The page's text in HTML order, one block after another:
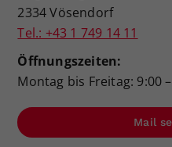
2334 Vösendorf
Tel.: +43 1 749 14 11
Öffnungszeiten:
Montag bis Freitag: 9:00
Mail